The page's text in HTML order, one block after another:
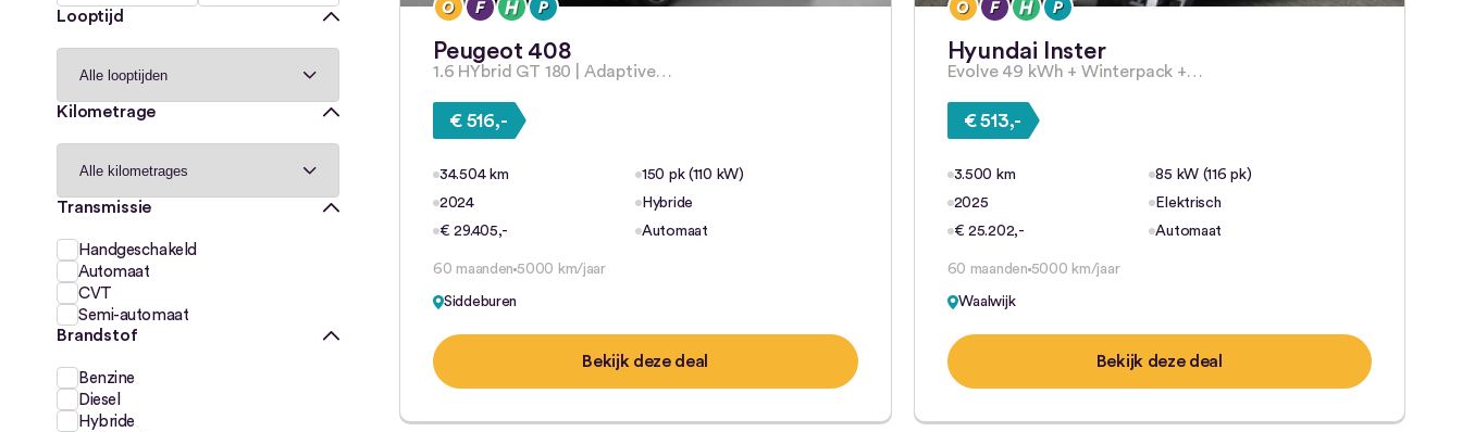
Looptijd
Kilometrage
Transmissie
Handgeschakeld
Automaat
CVT
Semi-automaat
Brandstof
Benzine
Diesel
Hybride
Peugeot 408
1.6 HYbrid GT 180 | Adaptive…
€ 516,-
34.504 km
150 pk (110 kW)
2024
Hybride
€ 29.405,-
Automaat
60 maanden 5000 km/jaar
Siddeburen
Bekijk deze deal
Hyundai Inster
Evolve 49 kWh + Winterpack +…
€ 513,-
3.500 km
85 kW (116 pk)
2025
Elektrisch
€ 25.202,-
Automaat
60 maanden 5000 km/jaar
Waalwijk
Bekijk deze deal